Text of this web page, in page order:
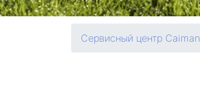
Сервисный центр Caiman